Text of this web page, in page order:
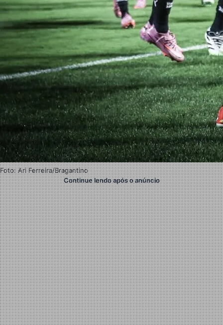
Foto: Ari Ferreira/Bragantino
Continue lendo após o anúncio